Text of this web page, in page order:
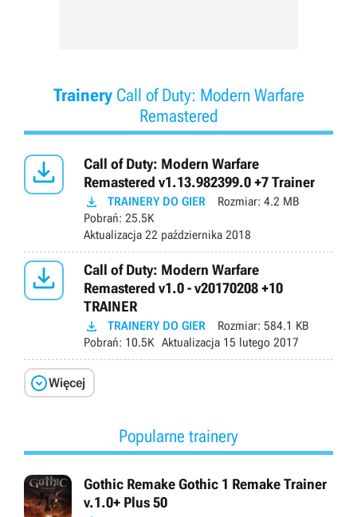
TraineryCall of Duty: Modern Warfare
Remastered

Call of Duty: Modern Warfare
Remastered v1.13.982399.0 +7 Trainer
 TRAINERY DO GIER Rozmiar: 4.2 MB
Pobrań: 25.5K
Aktualizacja 22 października 2018

Call of Duty: Modern Warfare
Remastered v1.0 - v20170208 +10
TRAINER
 TRAINERY DO GIER Rozmiar: 584.1 KB
Pobrań: 10.5K Aktualizacja 15 lutego 2017
Więcej
Popularne trainery
Gothic Remake Gothic 1 Remake Trainer
v.1.0+ Plus 50